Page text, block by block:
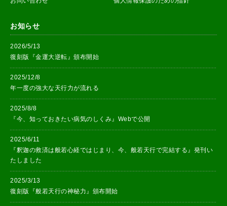
お知らせ
2026/5/13
復刻版『金運大逆転』頒布開始
2025/12/8
年一度の強大な天行力が流れる
2025/8/8
『今、知っておきたい病気のしくみ』Webで公開
2025/6/11
『釈迦の救済は般若心経ではじまり、今、般若天行で完結する』発刊い
たしました
2025/3/13
復刻版『般若天行の神秘力』頒布開始